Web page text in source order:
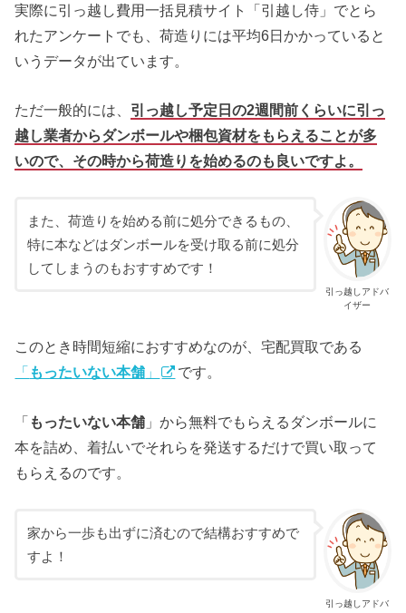
実際に引っ越し費用一括見積サイト「引越し侍」でとら
れたアンケートでも、荷造りには平均6日かかっていると
いうデータが出ています。
ただ一般的には、 引っ越し予定日の2週間前くらいに引っ
越し業者からダンボールや梱包資材をもらえることが多
いので、その時から荷造りを始めるのも良いですよ。
引っ越しアドバ
イザー
また、荷造りを始める前に処分できるもの、
特に本などはダンボールを受け取る前に処分
してしまうのもおすすめです！
このとき時間短縮におすすめなのが、宅配買取である
「 もったいない本舗 」 です。
「 もったいない本舗 」から無料でもらえるダンボールに
本を詰め、着払いでそれらを発送するだけで買い取って
もらえるのです。
引っ越しアドバ
家から一歩も出ずに済むので結構おすすめで
すよ！